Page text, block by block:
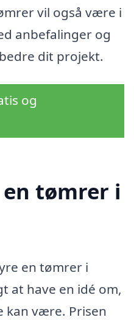
vil også være i
anbefalinger og
dit projekt.
og
tømrer i
en tømrer i
at have en idé om,
kan være. Prisen